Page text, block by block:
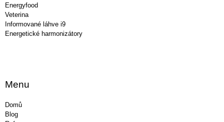
Energyfood
Veterina
Informované láhve i9
Energetické harmonizátory
Menu
Domů
Blog